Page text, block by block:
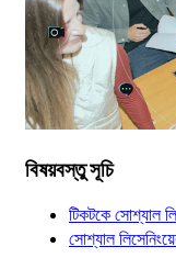
বিষয়বস্তু সূচি
টিকটকে সোশ্যাল
সোশ্যাল